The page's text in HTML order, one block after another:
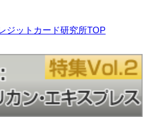
ジットカード研究所TOP